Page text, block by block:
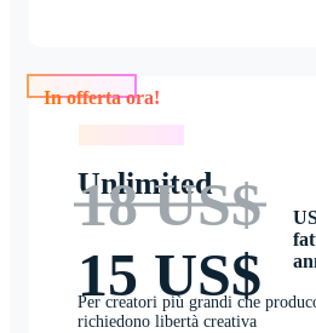
Unlimited
18 US$
15 US$
Per creatori più grandi che
richiedono libertà creativa